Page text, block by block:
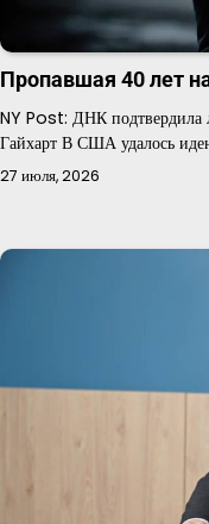
Пропавшая 40 лет
NY Post: ДНК подтвердила
Гайхарт В США удалось
27 июля, 2026